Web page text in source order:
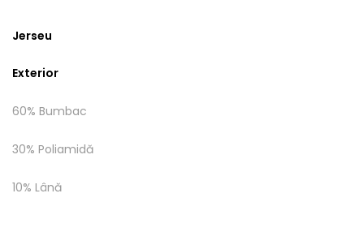
Jerseu
Exterior
60% Bumbac
30% Poliamidă
10% Lână